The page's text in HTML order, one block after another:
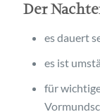
Der
es dauert
es ist
für